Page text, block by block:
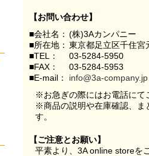
【お問い合わせ】
■会社名： (株)3Aカンパニー
■所在地： 東京都足立区千住
■TEL：
03-5284-5950
■FAX：
03-5284-5953
■E-mail：
info@3a-company.jp
※お急ぎの際にはお電話にて
※商品の説明や在庫確認、ま
す。
【ご注意とお願い】
平素より、3A online storeを